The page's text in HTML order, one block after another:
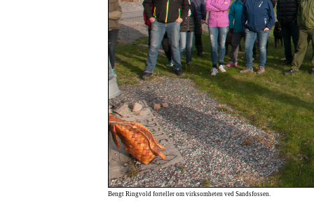
Bengt Ringvold forteller om virksomheten ved Sandsfossen.